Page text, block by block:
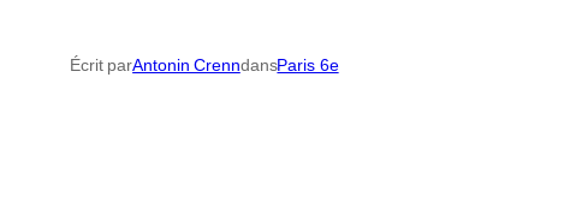
Écrit parAntonin CrenndansParis 6e